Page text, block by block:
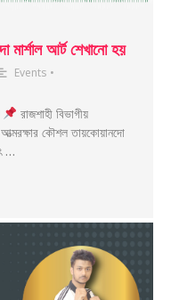
মার্শাল আর্ট শেখানো হয়
Events •
রাজশাহী বিভাগীয়
কৌশল তায়কোয়ানদো
…